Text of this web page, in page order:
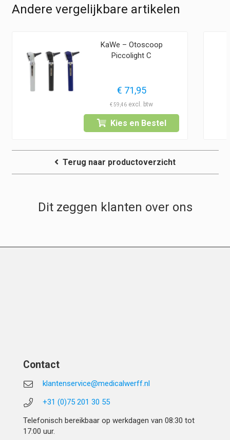
Andere vergelijkbare artikelen
KaWe – Otoscoop
Piccolight C
€ 71,95
€59,46
Kies en Bestel
Terug naar productoverzicht
Dit zeggen klanten over ons
Contact
klantenservice@medicalwerff.nl
+31 (0)75 201 30 55
Telefonisch bereikbaar op werkdagen van 08:30 tot
17:00 uur.